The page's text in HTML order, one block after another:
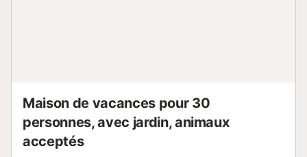
Maison de vacances pour 30
personnes, avec jardin, animaux
acceptés